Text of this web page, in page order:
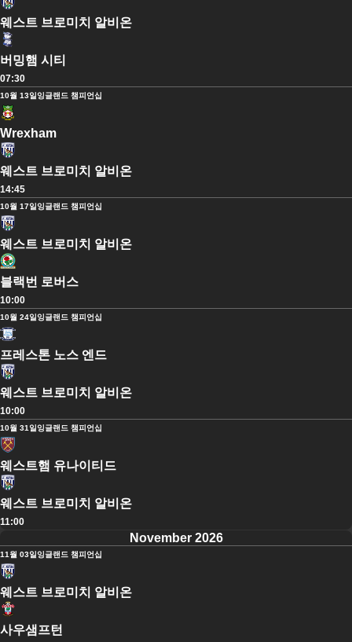
웨스트 브로미치 알비온
버밍햄 시티
07:30
10월 13일잉글랜드 챔피언십
Wrexham
웨스트 브로미치 알비온
14:45
10월 17일잉글랜드 챔피언십
웨스트 브로미치 알비온
블랙번 로버스
10:00
10월 24일잉글랜드 챔피언십
프레스톤 노스 엔드
웨스트 브로미치 알비온
10:00
10월 31일잉글랜드 챔피언십
웨스트햄 유나이티드
웨스트 브로미치 알비온
11:00
November 2026
11월 03일잉글랜드 챔피언십
웨스트 브로미치 알비온
사우샘프턴